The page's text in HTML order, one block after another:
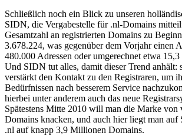
Schließlich noch ein Blick zu unseren
SIDN, die Vergabestelle für .nl-Domains
Gesamtzahl an registrierten Domains zu
3.678.224, was gegenüber dem Vorjahr einen
480.000 Adressen oder umgerechnet etwa 15,3
Und SIDN tut alles, damit dieser Trend anhält:
verstärkt den Kontakt zu den Registraren, um
Bedürfnissen nach besserem Service
hierbei unter anderem auch das neue
Spätestens Mitte 2010 will man die Marke
Domains knacken, und auch hier liegt man auf
.nl auf knapp 3,9 Millionen Domains.